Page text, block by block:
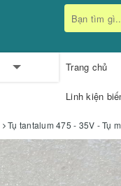
Trang chủ
Linh kiện
Tụ tantalum 475 - 35V - Tụ